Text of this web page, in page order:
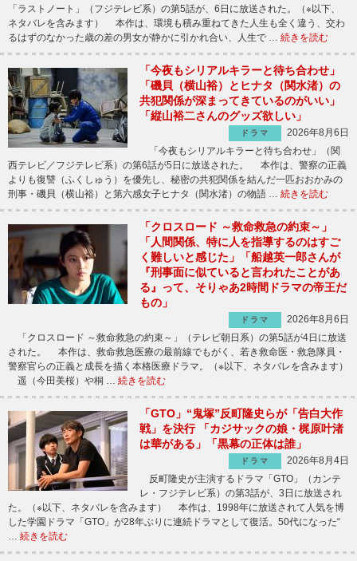
「ラストノート」（フジテレビ系）の第5話が、6日に放送された。（※以下、
ネタバレを含みます） 本作は、環境も積み重ねてきた人生も全く違う、交わ
るはずのなかった歳の差の男女が静かに引かれ合い、人生で … 続きを読む
「今夜もシリアルキラーと待ち合わせ」
「磯貝（横山裕）とヒナタ（関水渚）の
共犯関係が深まってきているのがいい」
「縦山裕二さんのグッズ欲しい」
ドラマ
2026年8月6日
「今夜もシリアルキラーと待ち合わせ」（関
西テレビ／フジテレビ系）の第6話が5日に放送された。 本作は、警察の正義
よりも復讐（ふくしゅう）を優先し、秘密の共犯関係を結んだ一匹おおかみの
刑事・磯貝（横山裕）と第六感女子ヒナタ（関水渚）の物語 … 続きを読む
「クロスロード ～救命救急の約束～」
「人間関係、特に人を指導するのはすご
く難しいと感じた」「船越英一郎さんが
『刑事面に似ていると言われたことがあ
る』って、そりゃあ2時間ドラマの帝王だ
もの」
ドラマ
2026年8月6日
「クロスロード ～救命救急の約束～」（テレビ朝日系）の第5話が4日に放送
された。 本作は、救命救急医療の最前線でもがく、若き救命医・救急隊員・
警察官らの正義と成長を描く本格医療ドラマ。（※以下、ネタバレを含みます）
遥（今田美桜）や桐 … 続きを読む
「GTO」“鬼塚”反町隆史らが「告白大作
戦」を決行 「カジサックの娘・梶原叶渚
は華がある」「黒幕の正体は誰」
ドラマ
2026年8月4日
反町隆史が主演するドラマ「GTO」（カンテ
レ・フジテレビ系）の第3話が、3日に放送され
た。（※以下、ネタバレを含みます） 本作は、1998年に放送されて人気を博
した学園ドラマ「GTO」が28年ぶりに連続ドラマとして復活。50代になった“
続きを読む